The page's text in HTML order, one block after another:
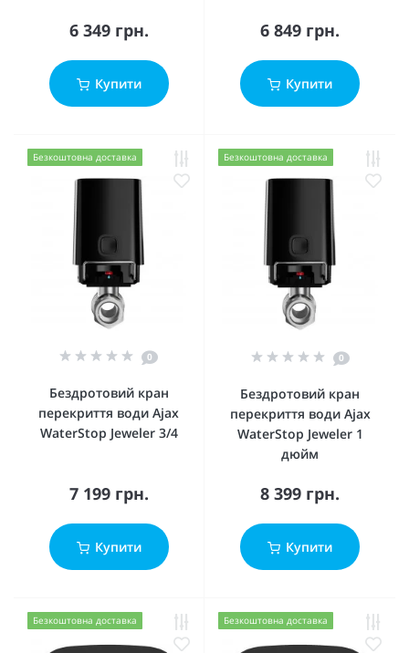
6 349 грн.
Купити
6 849 грн.
Купити
Безкоштовна доставка
0
Бездротовий кран
перекриття води Ajax
WaterStop Jeweler 3/4
7 199 грн.
Купити
Безкоштовна доставка
0
Бездротовий кран
перекриття води Ajax
WaterStop Jeweler 1
дюйм
8 399 грн.
Купити
Безкоштовна доставка Безкоштовна доставка